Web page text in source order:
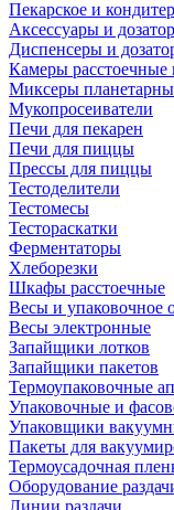
Пекарское и
Аксессуары и
Диспенсеры и
Камеры расстоечные
Миксеры
Мукопросеиватели
Печи для пекарен
Печи для пиццы
Прессы для пиццы
Тестоделители
Тестомесы
Тестораскатки
Ферментаторы
Хлеборезки
Шкафы расстоечные
Весы и упаковочное
Весы электронные
Запайщики лотков
Запайщики пакетов
Термоупаковочные
Упаковочные и
Упаковщики
Пакеты для
Термоусадочная
Оборудование
Линии раздачи